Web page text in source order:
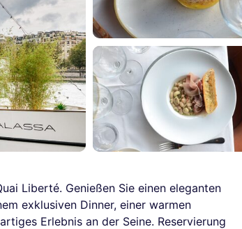
Liberté. Genießen Sie einen eleganten
exklusiven Dinner, einer warmen
Erlebnis an der Seine. Reservierung